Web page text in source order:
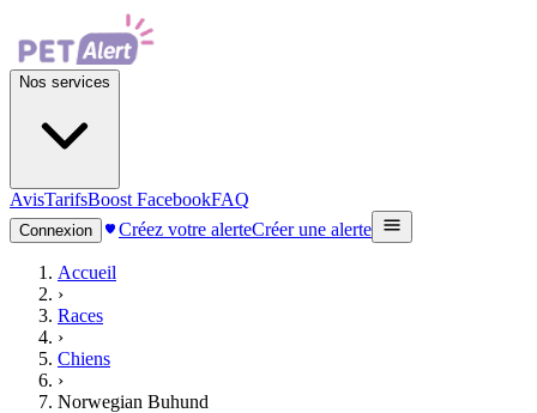
Nos services
AvisTarifsBoost FacebookFAQ
Connexion Créez votre alerteCréer une alerte
Accueil
›
Races
›
Chiens
›
Norwegian Buhund